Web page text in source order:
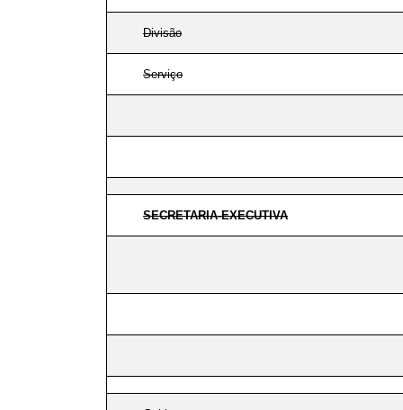
Divisão
Serviço
SECRETARIA-EXECUTIVA